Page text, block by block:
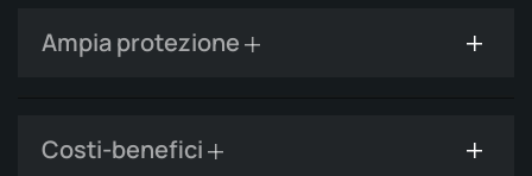
Ampia protezione
Costi-benefici